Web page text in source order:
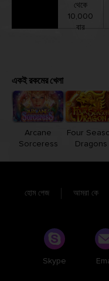
থেকে
10,000
বার
একই রকমের খেলা
Arcane
Sorceress
Four
Dragons
হোম পেজ আমরা কে
Skype